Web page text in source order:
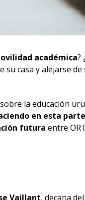
académica?
casa y alejarse
la educación
en esta
futura entre
Vaillant, decana